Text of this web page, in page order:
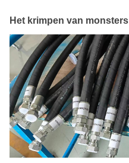
Het krimpen van monsters